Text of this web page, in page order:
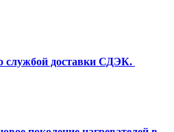
службой доставки СДЭК.